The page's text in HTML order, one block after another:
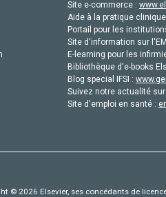
Site e-commerce :
Aide à la pratique
Portail pour les
Site d'information sur
E-learning pour les
Bibliothèque d'e-books
Blog special IFSI :
Suivez notre actualité
Site d'emploi en santé :
© 2026 Elsevier, ses concédants de